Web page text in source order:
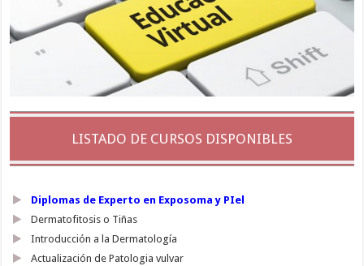
LISTADO DE CURSOS DISPONIBLES
Diplomas de Experto en Exposoma y PIel
Dermatofitosis o Tiñas
Introducción a la Dermatología
Actualización de Patologia vulvar